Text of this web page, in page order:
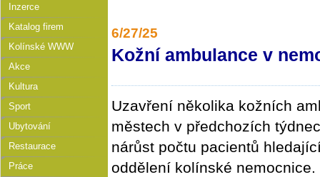
Inzerce
Katalog firem
Kolínské WWW
Akce
Kultura
Sport
Ubytování
Restaurace
Práce
6/27/25
Kožní ambulance v
Uzavření několika kožních
městech v předchozích
nárůst počtu pacientů
oddělení kolínské nemocnice.